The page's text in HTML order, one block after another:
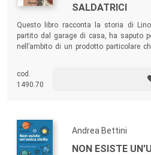
SALDATRICI
Questo libro racconta la storia di
partito dal garage di casa, ha saputo
nell’ambito di un prodotto particolare
saldatrice. Un viaggio
non indifferenti che Frasson ha saputo
quando la parola fine, al suo fare ed
cod.
1490.70
Andrea Bettini
NON ESISTE